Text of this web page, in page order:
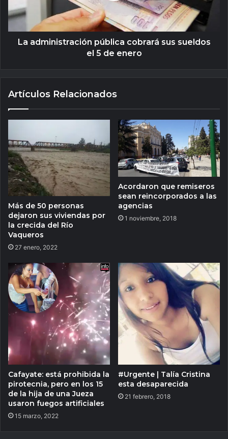
La administración pública cobrará sus sueldos
el 5 de enero
Artículos Relacionados
Más de 50 personas
dejaron sus viviendas por
la crecida del Río
Vaqueros
27 enero, 2022
Acordaron que remiseros
sean reincorporados a las
agencias
1 noviembre, 2018
Cafayate: está prohibida la
pirotecnia, pero en los 15
de la hija de una Jueza
usaron fuegos artificiales
15 marzo, 2022
#Urgente | Talía Cristina
esta desaparecida
21 febrero, 2018